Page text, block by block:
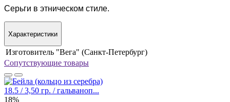
Серьги в этническом стиле.
Характеристики
Изготовитель "Вега" (Санкт-Петербург)
Сопутствующие товары
18.5 / 3,50 гр. / гальваноп...
18%